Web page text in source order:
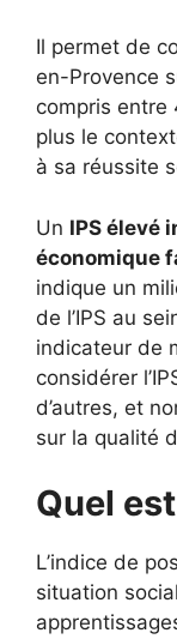
Il permet de
en-Provence
compris entre
plus le
à sa réussite
Un IPS élevé
économique
indique un
de l’IPS au
indicateur de
considérer
d’autres, et
sur la qualité
Quel
L’indice de
situation